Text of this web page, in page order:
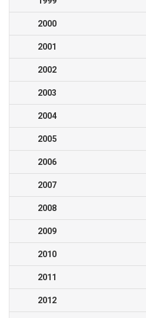
2000
2001
2002
2003
2004
2005
2006
2007
2008
2009
2010
2011
2012